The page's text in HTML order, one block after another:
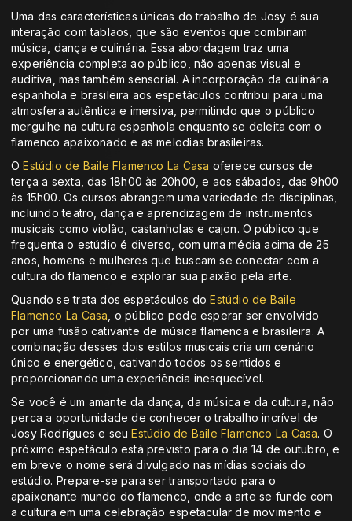
Uma das características únicas do trabalho de Josy é sua
interação com tablaos, que são eventos que combinam
música, dança e culinária. Essa abordagem traz uma
experiência completa ao público, não apenas visual e
auditiva, mas também sensorial. A incorporação da culinária
espanhola e brasileira aos espetáculos contribui para uma
atmosfera autêntica e imersiva, permitindo que o público
mergulhe na cultura espanhola enquanto se deleita com o
flamenco apaixonado e as melodias brasileiras.
OEstúdio de Baile Flamenco La Casa oferece cursos de
terça a sexta, das 18h00 às 20h00, e aos sábados, das 9h00
às 15h00. Os cursos abrangem uma variedade de disciplinas,
incluindo teatro, dança e aprendizagem de instrumentos
musicais como violão, castanholas e cajon. O público que
frequenta o estúdio é diverso, com uma média acima de 25
anos, homens e mulheres que buscam se conectar com a
cultura do flamenco e explorar sua paixão pela arte.
Quando se trata dos espetáculos doEstúdio de Baile
Flamenco La Casa , o público pode esperar ser envolvido
por uma fusão cativante de música flamenca e brasileira. A
combinação desses dois estilos musicais cria um cenário
único e energético, cativando todos os sentidos e
proporcionando uma experiência inesquecível.
Se você é um amante da dança, da música e da cultura, não
perca a oportunidade de conhecer o trabalho incrível de
Josy Rodrigues e seuEstúdio de Baile Flamenco La Casa. O
próximo espetáculo está previsto para o dia 14 de outubro, e
em breve o nome será divulgado nas mídias sociais do
estúdio. Prepare-se para ser transportado para o
apaixonante mundo do flamenco, onde a arte se funde com
a cultura em uma celebração espetacular de movimento e